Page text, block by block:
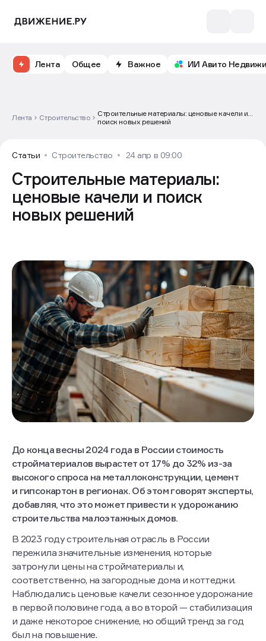
Лента Общее Важное ИИ Авито
Лента Строительство
Строительные материалы: ценовые качели и
поиск новых решений
Статьи Строительство 24 апр в 09:00
Строительные материалы:
ценовые качели и поиск
новых решений
До конца весны 2024 года в России стоимость
стройматериалов вырастет от 17% до 32% из-за
высокого спроса на металлоконструкции, цемент
и гипсокартон в регионах. Об этом говорят эксперты,
добавляя, что это может привести к удорожанию
строительства малоэтажных домов.
В 2023 году строительная отрасль в России
пережила значительные изменения, которые
затронули цены на стройматериалы и,
соответственно, на загородные дома и коттеджи.
Наблюдались ценовые качели: сезонное удорожание
в первой половине года, а во второй — стабилизация
и даже некоторое снижение, но общий тренд за год
был на повышение.